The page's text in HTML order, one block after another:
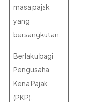
masa pajak
yang
bersangkutan.
Berlaku bagi
Pengusaha
Kena Pajak
(PKP).